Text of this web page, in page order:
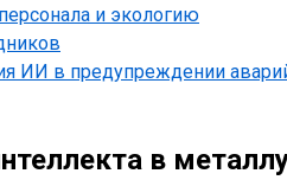
и экологию
ИИ в предупреждении
в